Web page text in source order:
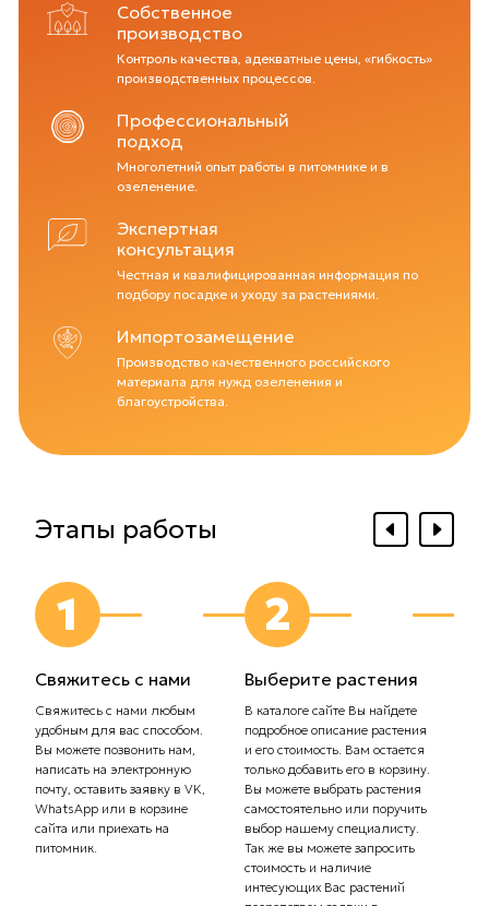
Собственное
производство
Контроль качества, адекватные цены, «гибкость»
производственных процессов.
Профессиональный
подход
Многолетний опыт работы в питомнике и в
озеленение.
Экспертная
консультация
Честная и квалифицированная информация по
подбору посадке и уходу за растениями.
Импортозамещение
Производство качественного российского
материала для нужд озеленения и
благоустройства.
Этапы работы
1
Свяжитесь с нами
Свяжитесь с нами любым
удобным для вас способом.
Вы можете позвонить нам,
написать на электронную
почту, оставить заявку в VK,
WhatsApp или в корзине
сайта или приехать на
питомник.
2
Выберите растения
В каталоге сайте Вы найдете
подробное описание растения
и его стоимость. Вам остается
только добавить его в корзину.
Вы можете выбрать растения
самостоятельно или поручить
выбор нашему специалисту.
Так же вы можете запросить
стоимость и наличие
интесующих Вас растений